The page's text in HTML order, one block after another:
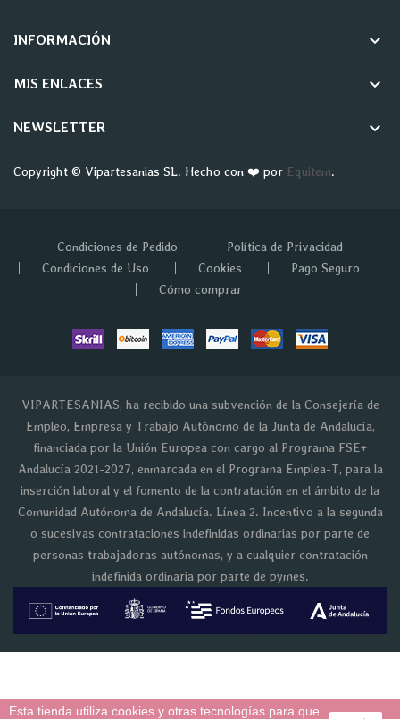
INFORMACIÓN keyboard_arrow_down
MIS ENLACES keyboard_arrow_down
NEWSLETTER keyboard_arrow_down
Copyright © Vipartesanias SL. Hecho con ❤️ por Equitem.
Esta tienda utiliza cookies y otras tecnologías para que
Condiciones de Pedido
Política de Privacidad
Condiciones de Uso
Cookies
Pago Seguro
Cómo comprar
VIPARTESANIAS, ha recibido una subvención de la Consejería de
Empleo, Empresa y Trabajo Autónomo de la Junta de Andalucía,
financiada por la Unión Europea con cargo al Programa FSE+
Andalucía 2021-2027, enmarcada en el Programa Emplea-T, para la
inserción laboral y el fomento de la contratación en el ámbito de la
Comunidad Autónoma de Andalucía. Línea 2. Incentivo a la segunda
o sucesivas contrataciones indefinidas ordinarias por parte de
personas trabajadoras autónomas, y a cualquier contratación
indefinida ordinaria por parte de pymes.